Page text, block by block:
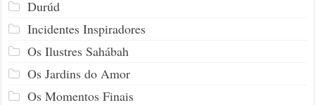
Durúd
Incidentes Inspiradores
Os Ilustres Sahábah
Os Jardins do Amor
Os Momentos Finais